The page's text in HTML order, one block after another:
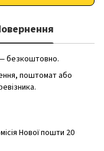
безкоштовно.
поштомат або
Нової пошти 20